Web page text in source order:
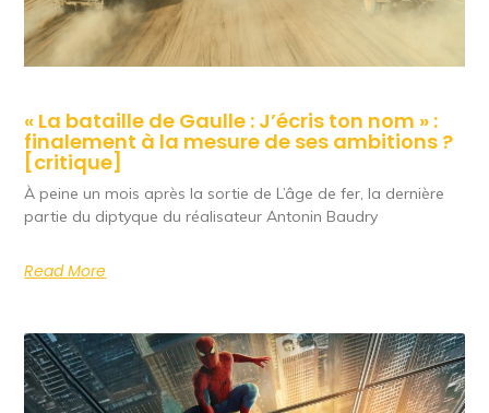
« La bataille de Gaulle : J’écris ton nom » :
finalement à la mesure de ses ambitions ?
[critique]
À peine un mois après la sortie de L’âge de fer, la dernière
partie du diptyque du réalisateur Antonin Baudry
Read More